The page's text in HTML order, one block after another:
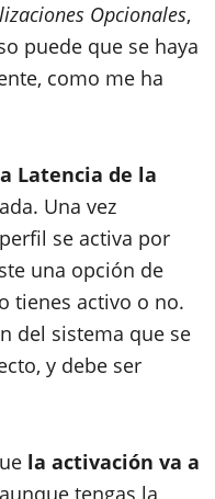
Opcionales,
puede que se haya
como me ha
Latencia de la
Una vez
se activa por
una opción de
tienes activo o no.
del sistema que se
y debe ser
la activación va a
tengas la